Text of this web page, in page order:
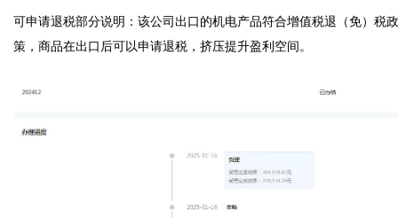
可申请退税部分说明：该公司出口的机电产品符合增值税退（免）税政
策，商品在出口后可以申请退税，挤压提升盈利空间。